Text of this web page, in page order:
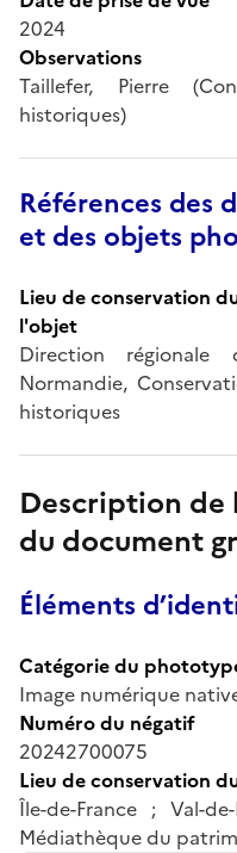
2024
Observations
Taillefer, Pierre
historiques)
Références des
et des objets
Lieu de conservation
l'objet
Direction régionale
Normandie,
historiques
Description de
du document
Éléments
Catégorie du
Image numérique
Numéro du négatif
20242700075
Lieu de conservation
Île-de-France ; Val-
Médiathèque du